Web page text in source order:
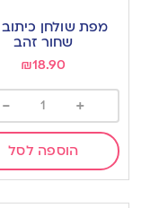
to
wishlistשחור זהב
₪18.90
+
-
הוספה לסל